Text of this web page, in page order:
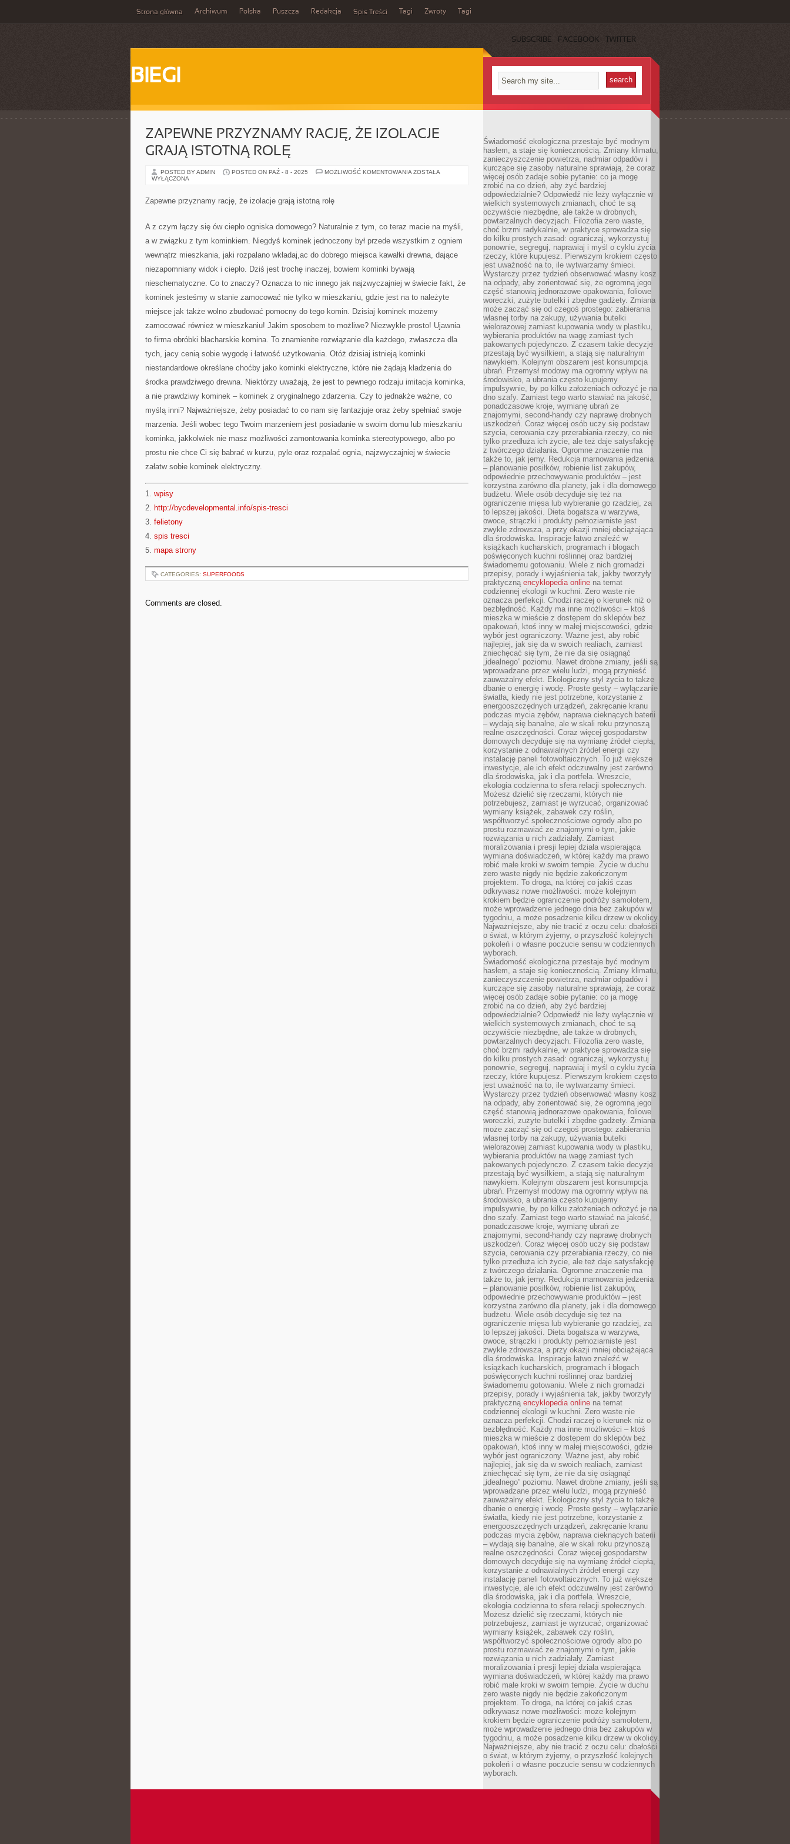
Strona główna Archiwum Polska Puszcza Redakcja Spis Treści Tagi Zwroty Tagi
SUBSCRIBE FACEBOOK TWITTER
BIEGI
ZAPEWNE PRZYZNAMY RACJĘ, ŻE IZOLACJE
GRAJĄ ISTOTNĄ ROLĘ
POSTED BY ADMIN POSTED ON PAŹ - 8 - 2025 MOŻLIWOŚĆ KOMENTOWANIA ZAPEWNE
ZOSTAŁA
WYŁĄCZONA
Zapewne przyznamy rację, że izolacje grają istotną rolę
A z czym łączy się ów ciepło ogniska domowego? Naturalnie z tym, co teraz macie na myśli,
a w związku z tym kominkiem. Niegdyś kominek jednoczony był przede wszystkim z ogniem
wewnątrz mieszkania, jaki rozpalano wkładaj,ac do dobrego miejsca kawałki drewna, dające
niezapomniany widok i ciepło. Dziś jest trochę inaczej, bowiem kominki bywają
nieschematyczne. Co to znaczy? Oznacza to nic innego jak najzwyczajniej w świecie fakt, że
kominek jesteśmy w stanie zamocować nie tylko w mieszkaniu, gdzie jest na to należyte
miejsce jak także wolno zbudować pomocny do tego komin. Dzisiaj kominek możemy
zamocować również w mieszkaniu! Jakim sposobem to możliwe? Niezwykle prosto! Ujawnia
to firma obróbki blacharskie komina. To znamienite rozwiązanie dla każdego, zwłaszcza dla
tych, jacy cenią sobie wygodę i łatwość użytkowania. Otóż dzisiaj istnieją kominki
niestandardowe określane choćby jako kominki elektryczne, które nie żądają kładzenia do
środka prawdziwego drewna. Niektórzy uważają, że jest to pewnego rodzaju imitacja kominka,
a nie prawdziwy kominek – kominek z oryginalnego zdarzenia. Czy to jednakże ważne, co
myślą inni? Najważniejsze, żeby posiadać to co nam się fantazjuje oraz żeby spełniać swoje
marzenia. Jeśli wobec tego Twoim marzeniem jest posiadanie w swoim domu lub mieszkaniu
kominka, jakkolwiek nie masz możliwości zamontowania kominka stereotypowego, albo po
prostu nie chce Ci się babrać w kurzu, pyle oraz rozpalać ognia, najzwyczajniej w świecie
załatw sobie kominek elektryczny.
1. wpisy
2. http://bycdevelopmental.info/spis-tresci
3. felietony
4. spis tresci
5. mapa strony
CATEGORIES: SUPERFOODS
Comments are closed.
Świadomość ekologiczna przestaje być modnym
hasłem, a staje się koniecznością. Zmiany klimatu,
zanieczyszczenie powietrza, nadmiar odpadów i
kurczące się zasoby naturalne sprawiają, że coraz
więcej osób zadaje sobie pytanie: co ja mogę
zrobić na co dzień, aby żyć bardziej
odpowiedzialnie? Odpowiedź nie leży wyłącznie w
wielkich systemowych zmianach, choć te są
oczywiście niezbędne, ale także w drobnych,
powtarzalnych decyzjach. Filozofia zero waste,
choć brzmi radykalnie, w praktyce sprowadza się
do kilku prostych zasad: ograniczaj, wykorzystuj
ponownie, segreguj, naprawiaj i myśl o cyklu życia
rzeczy, które kupujesz. Pierwszym krokiem często
jest uważność na to, ile wytwarzamy śmieci.
Wystarczy przez tydzień obserwować własny kosz
na odpady, aby zorientować się, że ogromną jego
część stanowią jednorazowe opakowania, foliowe
woreczki, zużyte butelki i zbędne gadżety. Zmiana
może zacząć się od czegoś prostego: zabierania
własnej torby na zakupy, używania butelki
wielorazowej zamiast kupowania wody w plastiku,
wybierania produktów na wagę zamiast tych
pakowanych pojedynczo. Z czasem takie decyzje
przestają być wysiłkiem, a stają się naturalnym
nawykiem. Kolejnym obszarem jest konsumpcja
ubrań. Przemysł modowy ma ogromny wpływ na
środowisko, a ubrania często kupujemy
impulsywnie, by po kilku założeniach odłożyć je na
dno szafy. Zamiast tego warto stawiać na jakość,
ponadczasowe kroje, wymianę ubrań ze
znajomymi, second-handy czy naprawę drobnych
uszkodzeń. Coraz więcej osób uczy się podstaw
szycia, cerowania czy przerabiania rzeczy, co nie
tylko przedłuża ich życie, ale też daje satysfakcję
z twórczego działania. Ogromne znaczenie ma
także to, jak jemy. Redukcja marnowania jedzenia
– planowanie posiłków, robienie list zakupów,
odpowiednie przechowywanie produktów – jest
korzystna zarówno dla planety, jak i dla domowego
budżetu. Wiele osób decyduje się też na
ograniczenie mięsa lub wybieranie go rzadziej, za
to lepszej jakości. Dieta bogatsza w warzywa,
owoce, strączki i produkty pełnoziarniste jest
zwykle zdrowsza, a przy okazji mniej obciążająca
dla środowiska. Inspiracje łatwo znaleźć w
książkach kucharskich, programach i blogach
poświęconych kuchni roślinnej oraz bardziej
świadomemu gotowaniu. Wiele z nich gromadzi
przepisy, porady i wyjaśnienia tak, jakby tworzyły
praktyczną encyklopedia online na temat
codziennej ekologii w kuchni. Zero waste nie
oznacza perfekcji. Chodzi raczej o kierunek niż o
bezbłędność. Każdy ma inne możliwości – ktoś
mieszka w mieście z dostępem do sklepów bez
opakowań, ktoś inny w małej miejscowości, gdzie
wybór jest ograniczony. Ważne jest, aby robić
najlepiej, jak się da w swoich realiach, zamiast
zniechęcać się tym, że nie da się osiągnąć
„idealnego” poziomu. Nawet drobne zmiany, jeśli są
wprowadzane przez wielu ludzi, mogą przynieść
zauważalny efekt. Ekologiczny styl życia to także
dbanie o energię i wodę. Proste gesty – wyłączanie
światła, kiedy nie jest potrzebne, korzystanie z
energooszczędnych urządzeń, zakręcanie kranu
podczas mycia zębów, naprawa cieknących baterii
– wydają się banalne, ale w skali roku przynoszą
realne oszczędności. Coraz więcej gospodarstw
domowych decyduje się na wymianę źródeł ciepła,
korzystanie z odnawialnych źródeł energii czy
instalację paneli fotowoltaicznych. To już większe
inwestycje, ale ich efekt odczuwalny jest zarówno
dla środowiska, jak i dla portfela. Wreszcie,
ekologia codzienna to sfera relacji społecznych.
Możesz dzielić się rzeczami, których nie
potrzebujesz, zamiast je wyrzucać, organizować
wymiany książek, zabawek czy roślin,
współtworzyć społecznościowe ogrody albo po
prostu rozmawiać ze znajomymi o tym, jakie
rozwiązania u nich zadziałały. Zamiast
moralizowania i presji lepiej działa wspierająca
wymiana doświadczeń, w której każdy ma prawo
robić małe kroki w swoim tempie. Życie w duchu
zero waste nigdy nie będzie zakończonym
projektem. To droga, na której co jakiś czas
odkrywasz nowe możliwości: może kolejnym
krokiem będzie ograniczenie podróży samolotem,
może wprowadzenie jednego dnia bez zakupów w
tygodniu, a może posadzenie kilku drzew w okolicy.
Najważniejsze, aby nie tracić z oczu celu: dbałości
o świat, w którym żyjemy, o przyszłość kolejnych
pokoleń i o własne poczucie sensu w codziennych
wyborach.
Świadomość ekologiczna przestaje być modnym
hasłem, a staje się koniecznością. Zmiany klimatu,
zanieczyszczenie powietrza, nadmiar odpadów i
kurczące się zasoby naturalne sprawiają, że coraz
więcej osób zadaje sobie pytanie: co ja mogę
zrobić na co dzień, aby żyć bardziej
odpowiedzialnie? Odpowiedź nie leży wyłącznie w
wielkich systemowych zmianach, choć te są
oczywiście niezbędne, ale także w drobnych,
powtarzalnych decyzjach. Filozofia zero waste,
choć brzmi radykalnie, w praktyce sprowadza się
do kilku prostych zasad: ograniczaj, wykorzystuj
ponownie, segreguj, naprawiaj i myśl o cyklu życia
rzeczy, które kupujesz. Pierwszym krokiem często
jest uważność na to, ile wytwarzamy śmieci.
Wystarczy przez tydzień obserwować własny kosz
na odpady, aby zorientować się, że ogromną jego
część stanowią jednorazowe opakowania, foliowe
woreczki, zużyte butelki i zbędne gadżety. Zmiana
może zacząć się od czegoś prostego: zabierania
własnej torby na zakupy, używania butelki
wielorazowej zamiast kupowania wody w plastiku,
wybierania produktów na wagę zamiast tych
pakowanych pojedynczo. Z czasem takie decyzje
przestają być wysiłkiem, a stają się naturalnym
nawykiem. Kolejnym obszarem jest konsumpcja
ubrań. Przemysł modowy ma ogromny wpływ na
środowisko, a ubrania często kupujemy
impulsywnie, by po kilku założeniach odłożyć je na
dno szafy. Zamiast tego warto stawiać na jakość,
ponadczasowe kroje, wymianę ubrań ze
znajomymi, second-handy czy naprawę drobnych
uszkodzeń. Coraz więcej osób uczy się podstaw
szycia, cerowania czy przerabiania rzeczy, co nie
tylko przedłuża ich życie, ale też daje satysfakcję
z twórczego działania. Ogromne znaczenie ma
także to, jak jemy. Redukcja marnowania jedzenia
– planowanie posiłków, robienie list zakupów,
odpowiednie przechowywanie produktów – jest
korzystna zarówno dla planety, jak i dla domowego
budżetu. Wiele osób decyduje się też na
ograniczenie mięsa lub wybieranie go rzadziej, za
to lepszej jakości. Dieta bogatsza w warzywa,
owoce, strączki i produkty pełnoziarniste jest
zwykle zdrowsza, a przy okazji mniej obciążająca
dla środowiska. Inspiracje łatwo znaleźć w
książkach kucharskich, programach i blogach
poświęconych kuchni roślinnej oraz bardziej
świadomemu gotowaniu. Wiele z nich gromadzi
przepisy, porady i wyjaśnienia tak, jakby tworzyły
praktyczną encyklopedia online na temat
codziennej ekologii w kuchni. Zero waste nie
oznacza perfekcji. Chodzi raczej o kierunek niż o
bezbłędność. Każdy ma inne możliwości – ktoś
mieszka w mieście z dostępem do sklepów bez
opakowań, ktoś inny w małej miejscowości, gdzie
wybór jest ograniczony. Ważne jest, aby robić
najlepiej, jak się da w swoich realiach, zamiast
zniechęcać się tym, że nie da się osiągnąć
„idealnego” poziomu. Nawet drobne zmiany, jeśli są
wprowadzane przez wielu ludzi, mogą przynieść
zauważalny efekt. Ekologiczny styl życia to także
dbanie o energię i wodę. Proste gesty – wyłączanie
światła, kiedy nie jest potrzebne, korzystanie z
energooszczędnych urządzeń, zakręcanie kranu
podczas mycia zębów, naprawa cieknących baterii
– wydają się banalne, ale w skali roku przynoszą
realne oszczędności. Coraz więcej gospodarstw
domowych decyduje się na wymianę źródeł ciepła,
korzystanie z odnawialnych źródeł energii czy
instalację paneli fotowoltaicznych. To już większe
inwestycje, ale ich efekt odczuwalny jest zarówno
dla środowiska, jak i dla portfela. Wreszcie,
ekologia codzienna to sfera relacji społecznych.
Możesz dzielić się rzeczami, których nie
potrzebujesz, zamiast je wyrzucać, organizować
wymiany książek, zabawek czy roślin,
współtworzyć społecznościowe ogrody albo po
prostu rozmawiać ze znajomymi o tym, jakie
rozwiązania u nich zadziałały. Zamiast
moralizowania i presji lepiej działa wspierająca
wymiana doświadczeń, w której każdy ma prawo
robić małe kroki w swoim tempie. Życie w duchu
zero waste nigdy nie będzie zakończonym
projektem. To droga, na której co jakiś czas
odkrywasz nowe możliwości: może kolejnym
krokiem będzie ograniczenie podróży samolotem,
może wprowadzenie jednego dnia bez zakupów w
tygodniu, a może posadzenie kilku drzew w okolicy.
Najważniejsze, aby nie tracić z oczu celu: dbałości
o świat, w którym żyjemy, o przyszłość kolejnych
pokoleń i o własne poczucie sensu w codziennych
wyborach.